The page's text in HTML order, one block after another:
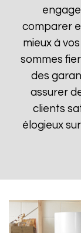
comparer
mieux à
sommes
des
assurer
clients
élogieux